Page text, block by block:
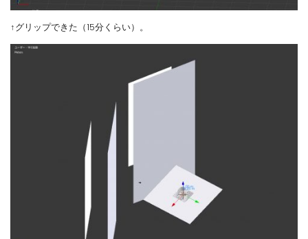
↑グリップできた（15分くらい）。